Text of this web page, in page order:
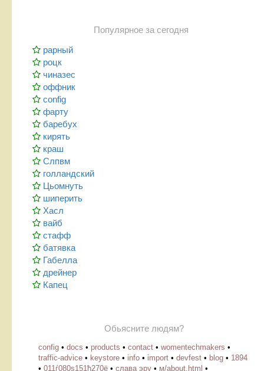
Популярное за сегодня
рарный
роцк
чиназес
оффник
config
фарту
баребух
кирять
краш
Слпвм
голландский
Цьомнуть
шиперить
Хасл
вайб
стафф
батявка
Габелла
дрейнер
Капец
Обьясните людям?
config • docs • products • contact • womentechmakers •
traffic-advice • keystore • info • import • devfest • blog • 1894
• 011ѓ080ѕ151ђ270ё • слава эру • м/about.html •